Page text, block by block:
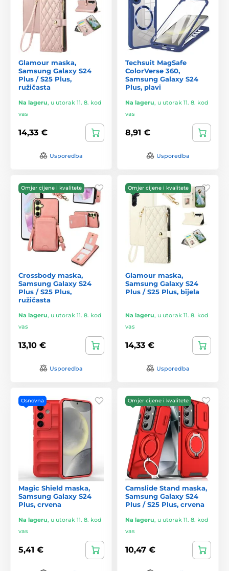
Glamour maska,
Samsung Galaxy S24
Plus / S25 Plus,
ružičasta
Na lageru, u utorak 11. 8. kod
vas
14,33 €
Usporedba
Techsuit MagSafe
ColorVerse 360,
Samsung Galaxy S24
Plus, plavi
Na lageru, u utorak 11. 8. kod
vas
8,91 €
Usporedba
Omjer cijene i kvalitete
Crossbody maska,
Samsung Galaxy S24
Plus / S25 Plus,
ružičasta
Na lageru, u utorak 11. 8. kod
vas
13,10 €
Usporedba
Omjer cijene i kvalitete
Glamour maska,
Samsung Galaxy S24
Plus / S25 Plus, bijela
Na lageru, u utorak 11. 8. kod
vas
14,33 €
Usporedba
Osnovna
Magic Shield maska,
Samsung Galaxy S24
Plus, crvena
Na lageru, u utorak 11. 8. kod
vas
5,41 €
Omjer cijene i kvalitete
Camslide Stand maska,
Samsung Galaxy S24
Plus / S25 Plus, crvena
Na lageru, u utorak 11. 8. kod
vas
10,47 €